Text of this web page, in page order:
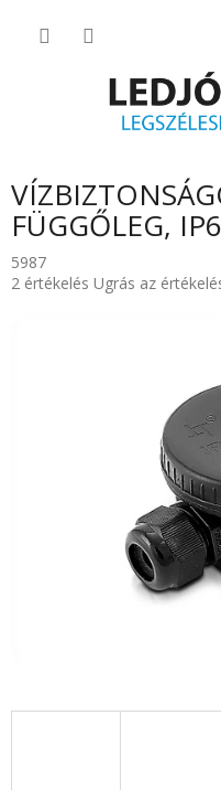
FÜGGŐLEG,
5987
A
2 értékelés Ugrás az